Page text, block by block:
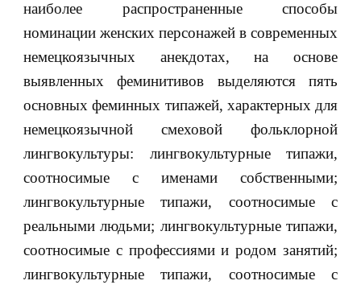
наиболее распространенные способы
номинации женских персонажей в современных
немецкоязычных анекдотах, на основе
выявленных феминитивов выделяются пять
основных феминных типажей, характерных для
немецкоязычной смеховой фольклорной
лингвокультуры: лингвокультурные типажи,
соотносимые с именами собственными;
лингвокультурные типажи, соотносимые с
реальными людьми; лингвокультурные типажи,
соотносимые с профессиями и родом занятий;
лингвокультурные типажи, соотносимые с